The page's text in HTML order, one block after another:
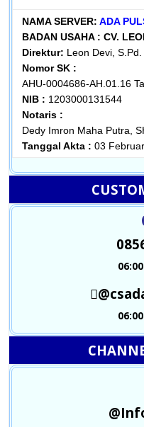
NAMA SERVER: ADA
BADAN USAHA : CV.
Direktur: Leon Devi, S.Pd.
Nomor SK :
AHU-0004686-AH.01.16
NIB : 1203000131544
Notaris :
Dedy Imron Maha Putra,
Tanggal Akta : 03